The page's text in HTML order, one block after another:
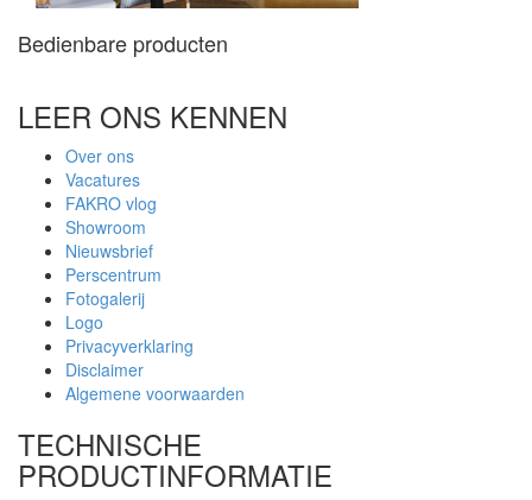
Bedienbare producten
LEER ONS KENNEN
Over ons
Vacatures
FAKRO vlog
Showroom
Nieuwsbrief
Perscentrum
Fotogalerij
Logo
Privacyverklaring
Disclaimer
Algemene voorwaarden
TECHNISCHE
PRODUCTINFORMATIE